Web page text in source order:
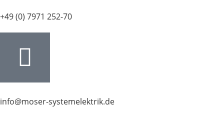
+49 (0) 7971 252-70
info@moser-systemelektrik.de